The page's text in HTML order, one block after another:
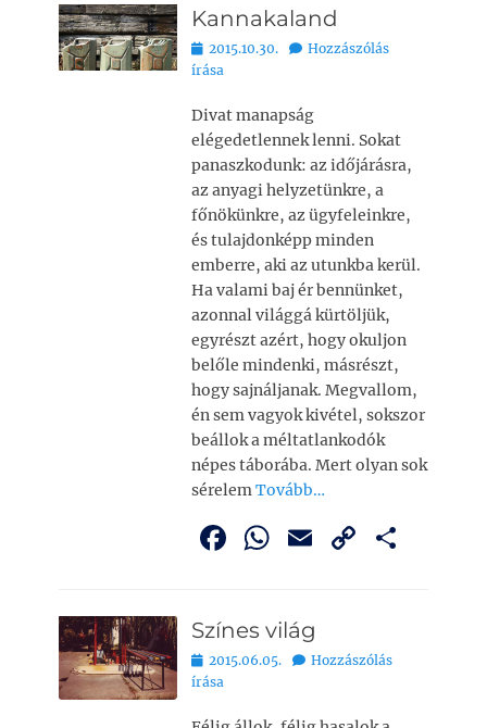
e
b
o
o
k
s
A
p
p
l
y
Li
k
Kannakaland
Bejegyezve
2015.10.30.
Hozzászólás
írása
Divat manapság
elégedetlennek lenni. Sokat
panaszkodunk: az időjárásra,
az anyagi helyze­tünkre, a
főnökünkre, az ügyfeleinkre,
és tulajdon­képp minden
emberre, aki az utunkba kerül.
Ha valami baj ér bennünket,
azonnal világgá kürtöl­jük,
egyrészt azért, hogy okuljon
belőle mindenki, másrészt,
hogy sajnáljanak. Megvallom,
én sem vagyok kivétel, sokszor
beállok a méltatlankodók
népes táborába. Mert olyan sok
sérelemTovább…
F
e
b
o
W
s
A
p
E
C
y
Li
n
Színes világ
Bejegyezve
2015.06.05.
Hozzászólás
írása